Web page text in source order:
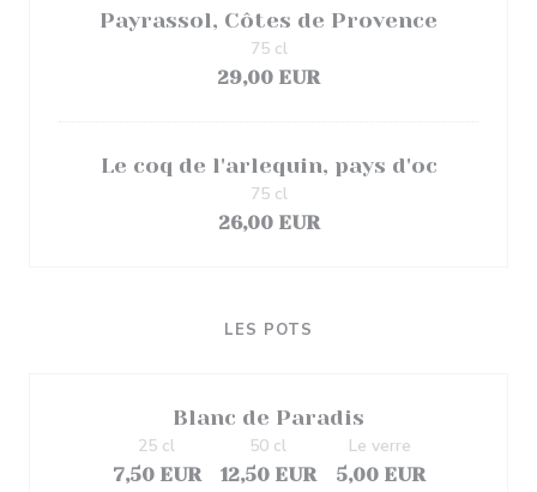
Payrassol, Côtes de Provence
29,00 EUR
75 cl
Le coq de l'arlequin, pays d'oc
26,00 EUR
75 cl
LES POTS
Blanc de Paradis
7,50 EUR
25 cl
12,50 EUR
50 cl
5,00 EUR
Le verre